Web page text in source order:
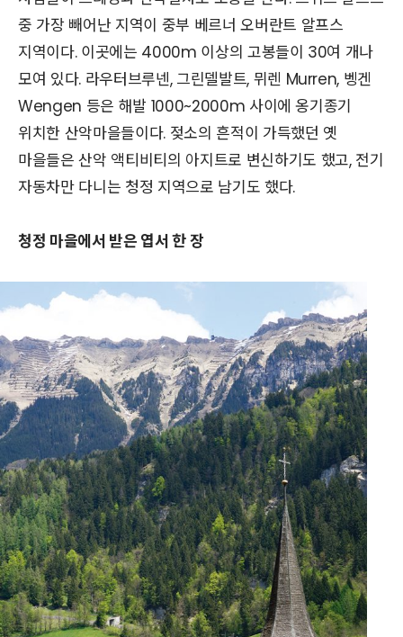
중 가장 빼어난 지역이 중부 베르너 오버란트 알프스
지역이다. 이곳에는 4000m 이상의 고봉들이 30여 개나
모여 있다. 라우터브루넨, 그린델발트, 뮈렌 Murren, 벵겐
Wengen 등은 해발 1000~2000m 사이에 옹기종기
위치한 산악마을들이다. 젖소의 흔적이 가득했던 옛
마을들은 산악 액티비티의 아지트로 변신하기도 했고, 전기
자동차만 다니는 청정 지역으로 남기도 했다.
청정 마을에서 받은 엽서 한 장